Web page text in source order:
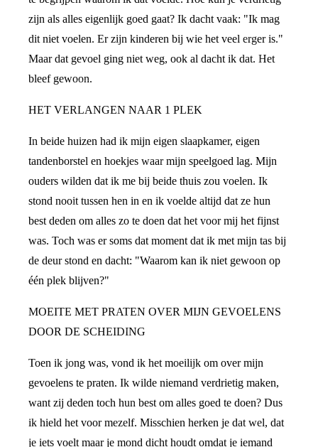
zijn als alles eigenlijk goed gaat? Ik dacht vaak: "Ik mag
dit niet voelen. Er zijn kinderen bij wie het veel erger is."
Maar dat gevoel ging niet weg, ook al dacht ik dat. Het
bleef gewoon.
HET VERLANGEN NAAR 1 PLEK
In beide huizen had ik mijn eigen slaapkamer, eigen
tandenborstel en hoekjes waar mijn speelgoed lag. Mijn
ouders wilden dat ik me bij beide thuis zou voelen. Ik
stond nooit tussen hen in en ik voelde altijd dat ze hun
best deden om alles zo te doen dat het voor mij het fijnst
was. Toch was er soms dat moment dat ik met mijn tas bij
de deur stond en dacht: "Waarom kan ik niet gewoon op
één plek blijven?"
MOEITE MET PRATEN OVER MIJN GEVOELENS
DOOR DE SCHEIDING
Toen ik jong was, vond ik het moeilijk om over mijn
gevoelens te praten. Ik wilde niemand verdrietig maken,
want zij deden toch hun best om alles goed te doen? Dus
ik hield het voor mezelf. Misschien herken je dat wel, dat
je iets voelt maar je mond dicht houdt omdat je iemand